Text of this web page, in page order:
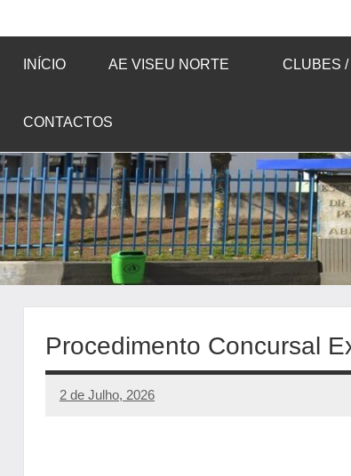
INÍCIO AE VISEU NORTE CLUBES
CONTACTOS
Procedimento Concursal
2 de Julho, 2026
manueljulio
Sem